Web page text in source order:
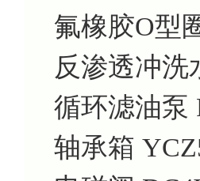
氟橡胶O型
反渗透冲洗
循环滤油泵
轴承箱